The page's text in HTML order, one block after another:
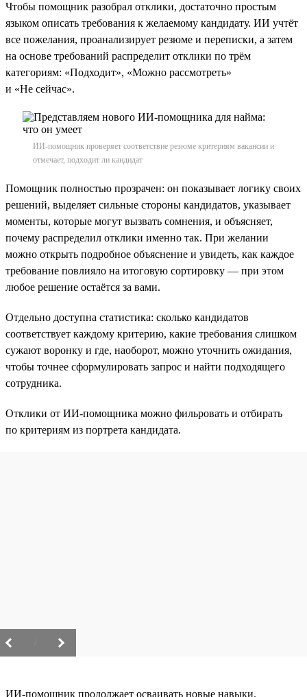
Чтобы помощник разобрал отклики, достаточно простым
языком описать требования к желаемому кандидату. ИИ учтёт
все пожелания, проанализирует резюме и переписки, а затем
на основе требований распределит отклики по трём
категориям: «Подходит», «Можно рассмотреть»
и «Не сейчас».
ИИ-помощник проверяет соответствие резюме критериям вакансии и
отмечает, подходит ли кандидат
Помощник полностью прозрачен: он показывает логику своих
решений, выделяет сильные стороны кандидатов, указывает
моменты, которые могут вызвать сомнения, и объясняет,
почему распределил отклики именно так. При желании
можно открыть подробное объяснение и увидеть, как каждое
требование повлияло на итоговую сортировку — при этом
любое решение остаётся за вами.
Отдельно доступна статистика: сколько кандидатов
соответствует каждому критерию, какие требования слишком
сужают воронку и где, наоборот, можно уточнить ожидания,
чтобы точнее сформулировать запрос и найти подходящего
сотрудника.
Отклики от ИИ-помощника можно фильровать и отбирать
по критериям из портрета кандидата.
ИИ-помощник продолжает осваивать новые навыки.